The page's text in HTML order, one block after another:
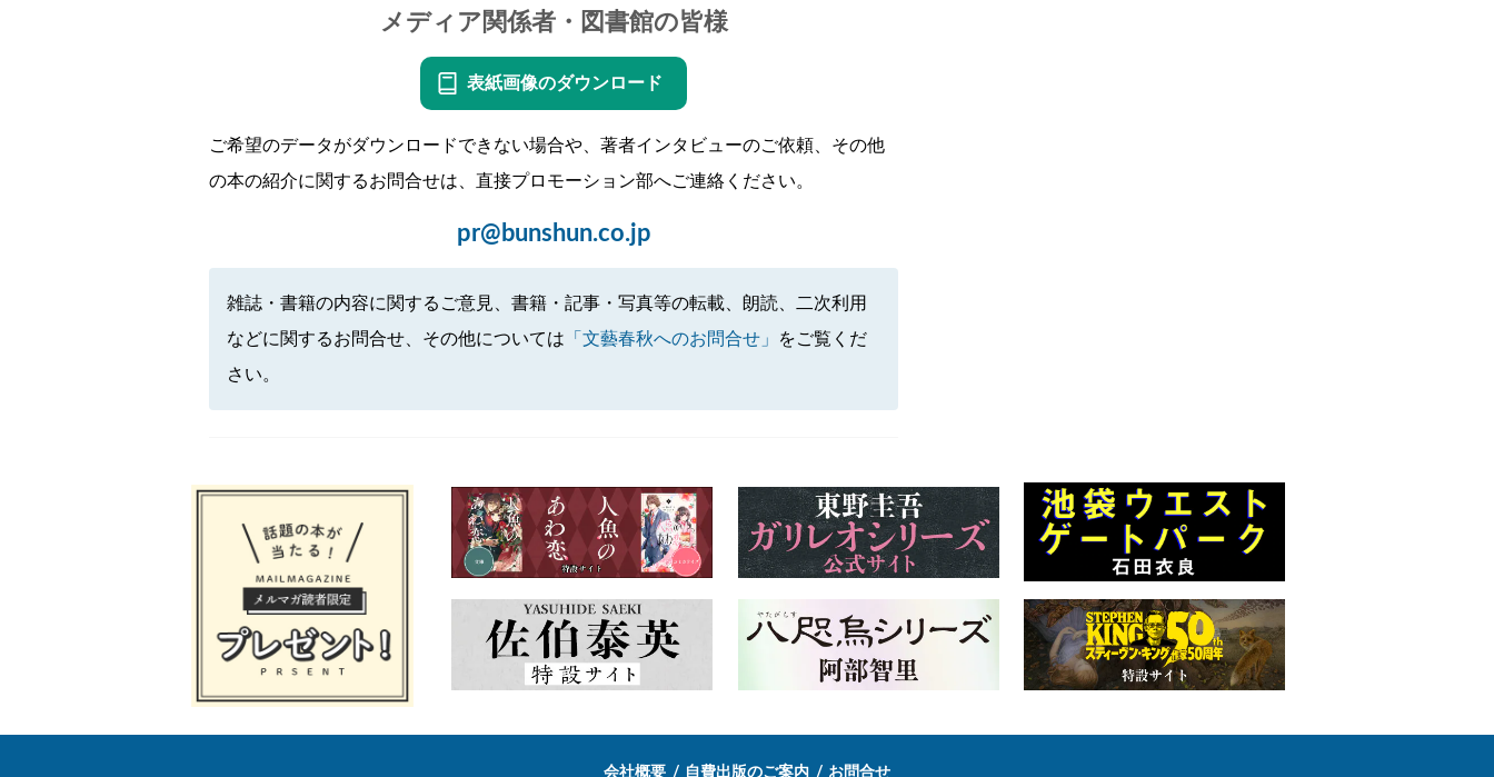
メディア関係者・図書館の皆様
表紙画像のダウンロード
ご希望のデータがダウンロードできない場合や、著者インタビューのご依頼、その他
の本の紹介に関するお問合せは、直接プロモーション部へご連絡ください。
pr@bunshun.co.jp
雑誌・書籍の内容に関するご意見、書籍・記事・写真等の転載、朗読、二次利用
などに関するお問合せ、その他については 「文藝春秋へのお問合せ」
をご覧くだ
さい。
会社概要 自費出版のご案内 お問合せ